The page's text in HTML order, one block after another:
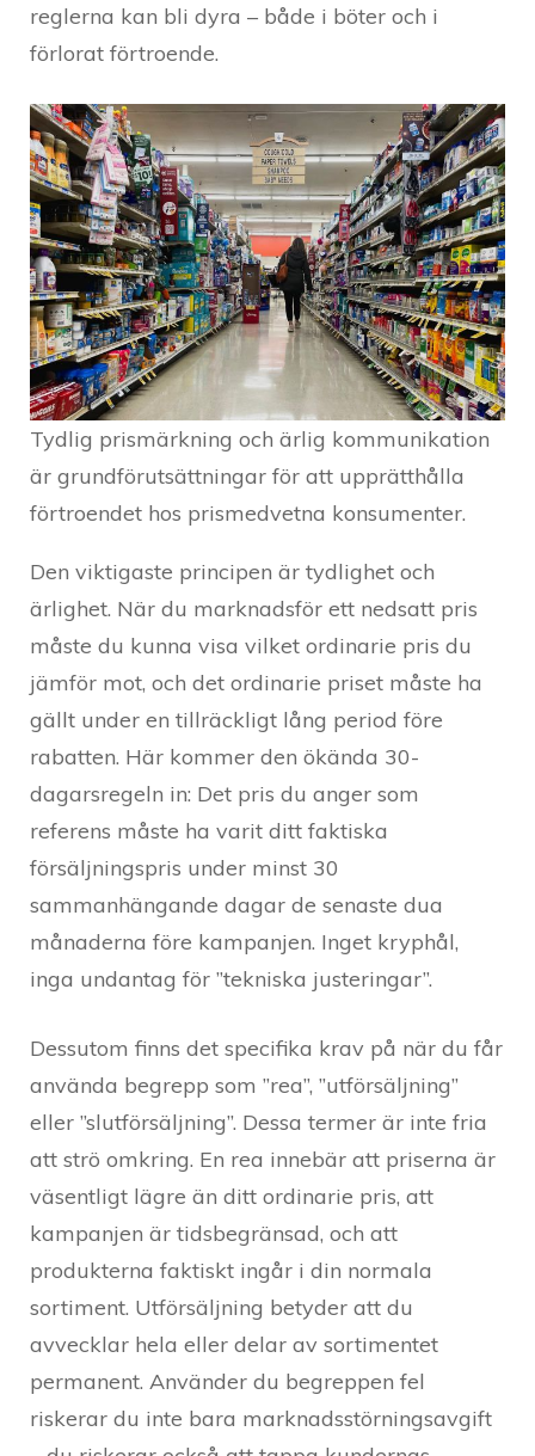
reglerna kan bli dyra – både i böter och i
förlorat förtroende.
Tydlig prismärkning och ärlig kommunikation
är grundförutsättningar för att upprätthålla
förtroendet hos prismedvetna konsumenter.
Den viktigaste principen är tydlighet och
ärlighet. När du marknadsför ett nedsatt pris
måste du kunna visa vilket ordinarie pris du
jämför mot, och det ordinarie priset måste ha
gällt under en tillräckligt lång period före
rabatten. Här kommer den ökända 30-
dagarsregeln in: Det pris du anger som
referens måste ha varit ditt faktiska
försäljningspris under minst 30
sammanhängande dagar de senaste dua
månaderna före kampanjen. Inget kryphål,
inga undantag för ”tekniska justeringar”.
Dessutom finns det specifika krav på när du får
använda begrepp som ”rea”, ”utförsäljning”
eller ”slutförsäljning”. Dessa termer är inte fria
att strö omkring. En rea innebär att priserna är
väsentligt lägre än ditt ordinarie pris, att
kampanjen är tidsbegränsad, och att
produkterna faktiskt ingår i din normala
sortiment. Utförsäljning betyder att du
avvecklar hela eller delar av sortimentet
permanent. Använder du begreppen fel
riskerar du inte bara marknadsstörningsavgift